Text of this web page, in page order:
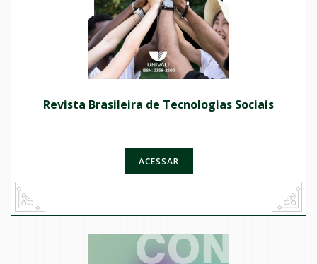
Revista Brasileira de Tecnologias Sociais
ACESSAR